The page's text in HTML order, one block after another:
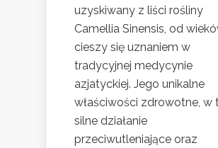
uzyskiwany z liści rośliny
Camellia Sinensis, od
cieszy się uznaniem w
tradycyjnej medycynie
azjatyckiej. Jego unikalne
właściwości zdrowotne, w
silne działanie
przeciwutleniające oraz